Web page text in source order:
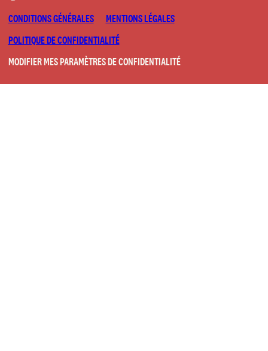
CONDITIONS GÉNÉRALES
MENTIONS LÉGALES
POLITIQUE DE CONFIDENTIALITÉ
MODIFIER MES PARAMÈTRES DE CONFIDENTIALITÉ